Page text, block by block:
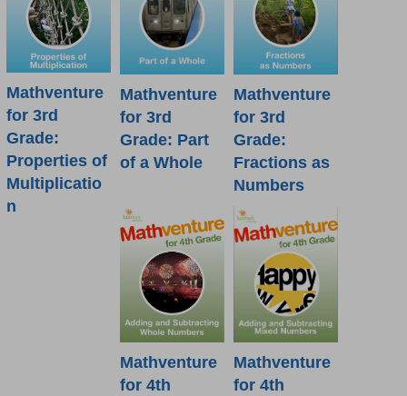
Mathventure
for 3rd
Grade:
Properties of
Multiplicatio
n
Mathventure
for 3rd
Grade: Part
of a Whole
Mathventure
for 3rd
Grade:
Fractions as
Numbers
Mathventure
for 4th
Mathventure
for 4th